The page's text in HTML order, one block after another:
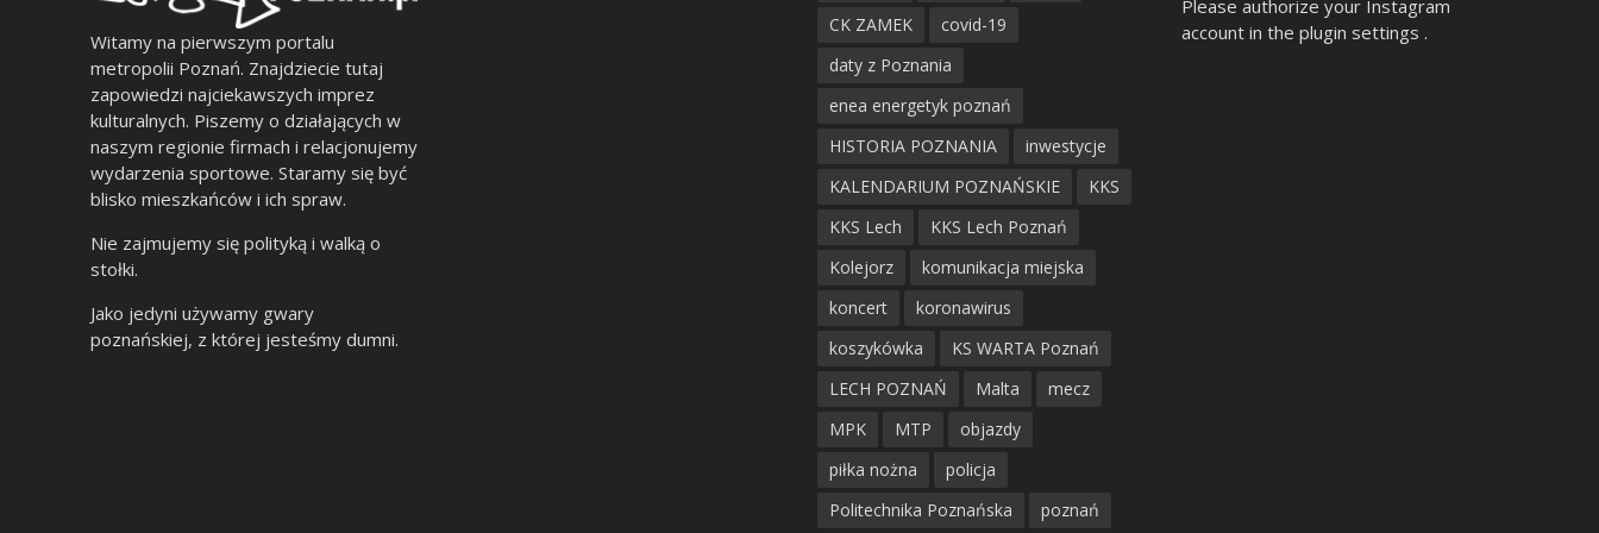
Witamy na pierwszym portalu
metropolii Poznań. Znajdziecie tutaj
zapowiedzi najciekawszych imprez
kulturalnych. Piszemy o działających w
naszym regionie firmach i relacjonujemy
wydarzenia sportowe. Staramy się być
blisko mieszkańców i ich spraw.
Nie zajmujemy się polityką i walką o
stołki.
Jako jedyni używamy gwary
poznańskiej, z której jesteśmy dumni.
CK ZAMEK
covid-19
daty z Poznania
enea energetyk poznań
HISTORIA POZNANIA
inwestycje
KALENDARIUM POZNAŃSKIE
KKS
KKS Lech
KKS Lech Poznań
Kolejorz
komunikacja miejska
koncert
koronawirus
koszykówka
KS WARTA Poznań
LECH POZNAŃ
Malta
mecz
MPK
MTP
objazdy
piłka nożna
policja
Politechnika Poznańska
poznań
Please authorize your Instagram
account in the plugin settings .